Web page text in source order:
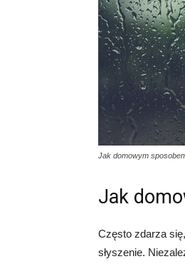
Jak domowym
Jak
Często zdarza
słyszenie.